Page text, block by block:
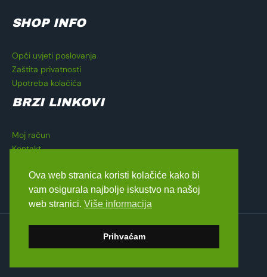
SHOP INFO
Opći uvjeti poslovanja
Zaštita privatnosti
Upotreba kolačića
BRZI LINKOVI
Moj račun
Kontakt
Blagajna
Copyright © 2026 Lavado Moto Shop
dizajn byMedialive
Ova web stranica koristi kolačiće kako bi
vam osigurala najbolje iskustvo na našoj
web stranici. Više informacija
Prihvaćam